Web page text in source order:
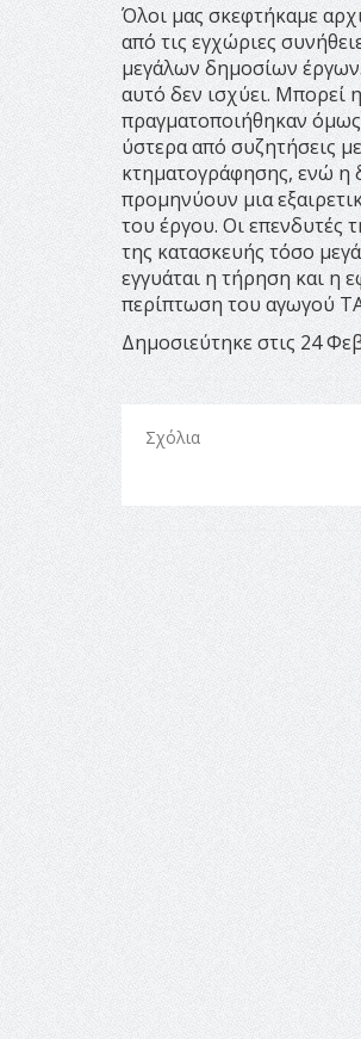
Όλοι μας σκεφτήκαμε
από τις εγχώριες
μεγάλων δημοσίων
αυτό δεν ισχύει. Μπορεί
πραγματοποιήθηκαν
ύστερα από συζητήσεις
κτηματογράφησης, ενώ η
προμηνύουν μια
του έργου. Οι επενδυτές
της κατασκευής τόσο
εγγυάται η τήρηση και η
περίπτωση του αγωγού
Δημοσιεύτηκε στις 24
Σχόλια